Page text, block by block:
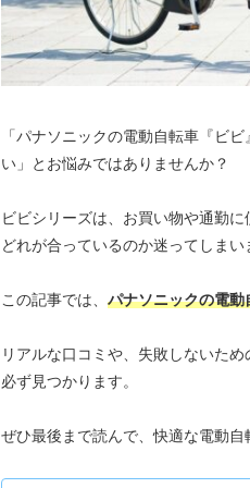
「パナソニックの電動自転車『ビ
い」とお悩みではありませんか？
ビビシリーズは、お買い物や通勤
どれが合っているのか迷ってしまい
この記事では、 パナソニックの電
リアルな口コミや、失敗しないた
必ず見つかります。
ぜひ最後まで読んで、快適な電動自